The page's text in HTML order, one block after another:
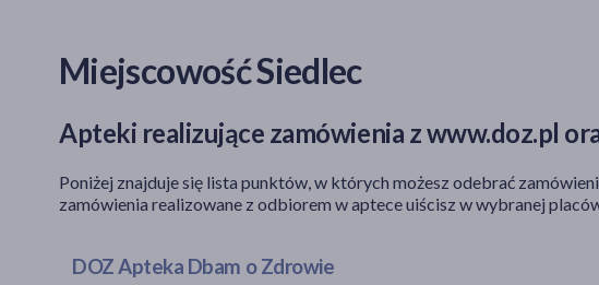
Miejscowość Siedlec
Apteki realizujące zamówienia z www.doz.pl
Poniżej znajduje się lista punktów, w których możesz odebrać
zamówienia realizowane z odbiorem w aptece uiścisz w wybranej
DOZ Apteka Dbam o Zdrowie